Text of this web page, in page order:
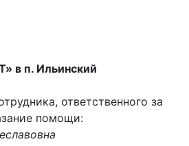
в п. Ильинский
ответственного за
помощи: